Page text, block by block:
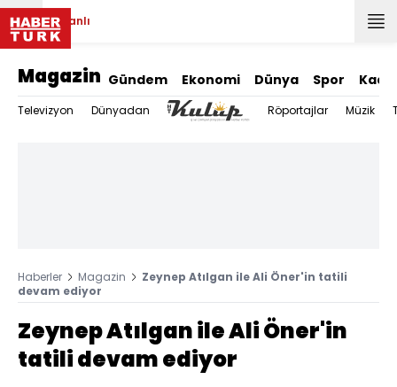
Canlı
Magazin Gündem Ekonomi Dünya Spor
Televizyon Dünyadan Röportajlar Müzik
Haberler Magazin
Zeynep Atılgan ile Ali Öner'in tatili
devam ediyor
Zeynep Atılgan ile Ali Öner'in
tatili devam ediyor